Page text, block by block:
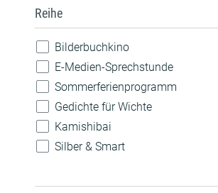
Nachhaltigkeit
Reihe
Bilderbuchkino
E-Medien-Sprechstunde
Sommerferienprogramm
Gedichte für Wichte
Kamishibai
Silber & Smart